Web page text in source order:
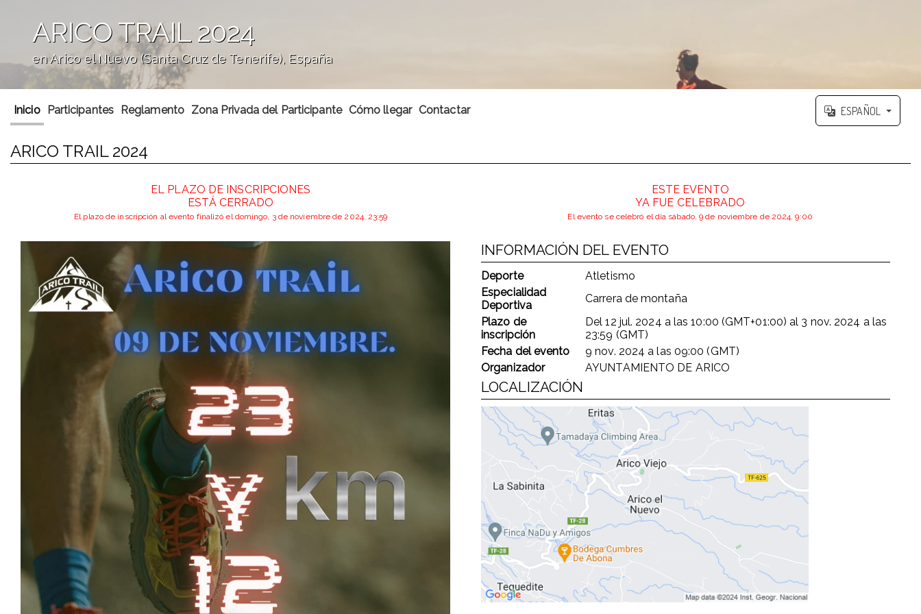
ARICO TRAIL 2024
en Arico el Nuevo (Santa Cruz de Tenerife), España
Inicio Participantes Reglamento Zona Privada del Participante Cómo llegar Contactar ESPAÑOL
ARICO TRAIL 2024
EL PLAZO DE INSCRIPCIONES
ESTÁ CERRADO
El plazo de inscripción al evento finalizó el domingo, 3 de noviembre de 2024, 23:59
ESTE EVENTO
YA FUE CELEBRADO
El evento se celebró el día sábado, 9 de noviembre de 2024, 9:00
INFORMACIÓN DEL EVENTO
Deporte
Atletismo
Especialidad
Deportiva
Carrera de montaña
Plazo de
inscripción
Del12 jul. 2024 a las10:00 (GMT+01:00) al 3 nov. 2024 a las
23:59 (GMT)
Fecha del evento
9 nov. 2024 a las 09:00 (GMT)
Organizador
AYUNTAMIENTO DE ARICO
LOCALIZACIÓN